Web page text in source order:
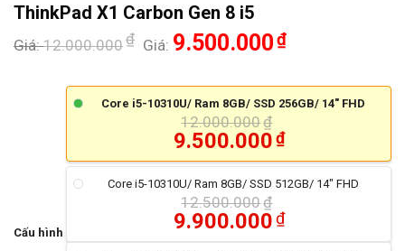
ThinkPad X1 Carbon Gen 8 i5
Giá:12.000.000₫ Giá: 9.500.000₫
Cấu hình
Core i5-10310U/ Ram 8GB/ SSD 256GB/ 14" FHD
12.000.000₫
9.500.000₫
Core i5-10310U/ Ram 8GB/ SSD 512GB/ 14" FHD
12.500.000₫
9.900.000₫